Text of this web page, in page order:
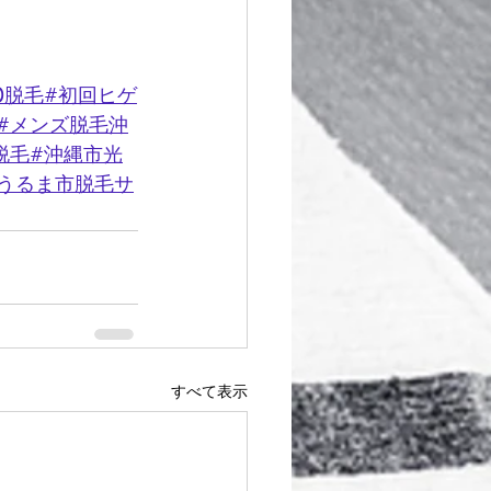
毛#初回ヒゲ
メンズ脱毛沖
毛#沖縄市光
るま市脱毛サ
すべて表示